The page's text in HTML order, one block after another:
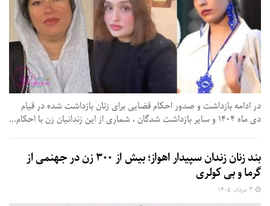
در ادامه بازداشت و صدور احکام قضایی برای زنان بازداشت شده در قیام
دی ماه ۱۴۰۴ و سایر بازداشت شدگان ، شماری از این زندانیان زن با احکام...
بند زنان زندان سپیدار اهواز؛ بیش از ۳۰۰ زن در جهنمی از
گرما و بی‌ کولری